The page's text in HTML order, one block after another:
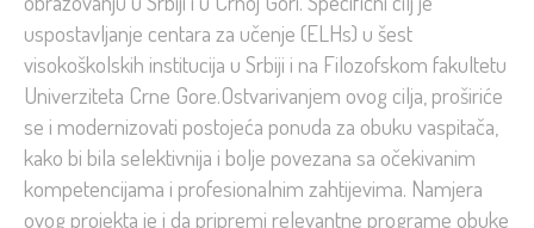
uspostavljanje centara za učenje (ELHs) u šest
visokoškolskih institucija u Srbiji i na Filozofskom fakultetu
Univerziteta Crne Gore.Ostvarivanjem ovog cilja, proširiće
se i modernizovati postojeća ponuda za obuku vaspitača,
kako bi bila selektivnija i bolje povezana sa očekivanim
kompetencijama i profesionalnim zahtijevima. Namjera
ovog projekta je i da pripremi relevantne programe obuke